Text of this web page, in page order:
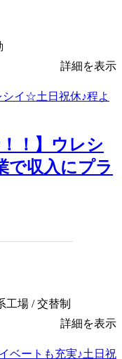
詳細を表示
！】ウレシ
で収入にプラ
工場 / 交替制
詳細を表示